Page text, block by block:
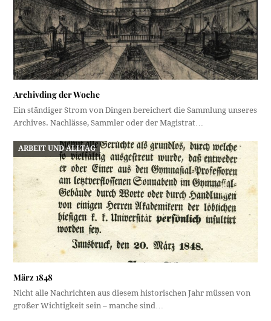
Archivding der Woche
Ein ständiger Strom von Dingen bereichert die Sammlung unseres
Archives. Nachlässe, Sammler oder der Magistrat…
ARBEIT UND ALLTAG
März 1848
Nicht alle Nachrichten aus diesem historischen Jahr müssen von
großer Wichtigkeit sein – manche sind…